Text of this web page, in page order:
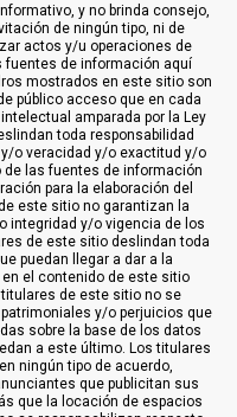
y no brinda consejo,
de ningún tipo, ni de
actos y/u operaciones de
fuentes de información aquí
mostrados en este sitio son
público acceso que en cada
amparada por la Ley
toda responsabilidad
o veracidad y/o exactitud y/o
las fuentes de información
para la elaboración del
este sitio no garantizan la
integridad y/o vigencia de los
de este sitio deslindan toda
puedan llegar a dar a la
el contenido de este sitio
de este sitio no se
y/o perjuicios que
sobre la base de los datos
a este último. Los titulares
ningún tipo de acuerdo,
que publicitan sus
que la locación de espacios